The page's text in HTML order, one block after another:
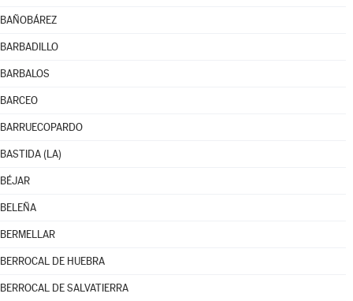
BAÑOBÁREZ
BARBADILLO
BARBALOS
BARCEO
BARRUECOPARDO
BASTIDA (LA)
BÉJAR
BELEÑA
BERMELLAR
BERROCAL DE HUEBRA
BERROCAL DE SALVATIERRA